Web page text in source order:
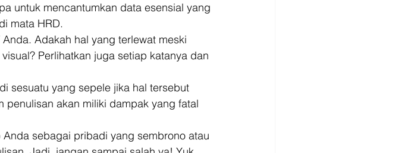
untuk mencantumkan data esensial yang
mata HRD.
Adakah hal yang terlewat meski
Perlihatkan juga setiap katanya dan
sesuatu yang sepele jika hal tersebut
penulisan akan miliki dampak yang fatal
sebagai pribadi yang sembrono atau